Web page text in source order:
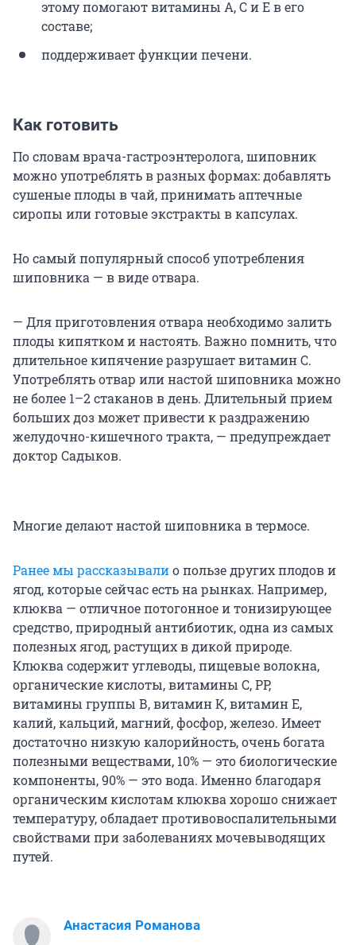
этому помогают витамины А, С и Е в его
составе;
поддерживает функции печени.
Как готовить
По словам врача-гастроэнтеролога, шиповник
можно употреблять в разных формах: добавлять
сушеные плоды в чай, принимать аптечные
сиропы или готовые экстракты в капсулах.
Но самый популярный способ употребления
шиповника — в виде отвара.
— Для приготовления отвара необходимо залить
плоды кипятком и настоять. Важно помнить, что
длительное кипячение разрушает витамин С.
Употреблять отвар или настой шиповника можно
не более 1–2 стаканов в день. Длительный прием
больших доз может привести к раздражению
желудочно-кишечного тракта, — предупреждает
доктор Садыков.
Многие делают настой шиповника в термосе.
Ранее мы рассказывалио пользе других плодов и
ягод, которые сейчас есть на рынках. Например,
клюква — отличное потогонное и тонизирующее
средство, природный антибиотик, одна из самых
полезных ягод, растущих в дикой природе.
Клюква содержит углеводы, пищевые волокна,
органические кислоты, витамины С, РР,
витамины группы В, витамин К, витамин Е,
калий, кальций, магний, фосфор, железо. Имеет
достаточно низкую калорийность, очень богата
полезными веществами, 10% — это биологические
компоненты, 90% — это вода. Именно благодаря
органическим кислотам клюква хорошо снижает
температуру, обладает противовоспалительными
свойствами при заболеваниях мочевыводящих
путей.
Анастасия Романова